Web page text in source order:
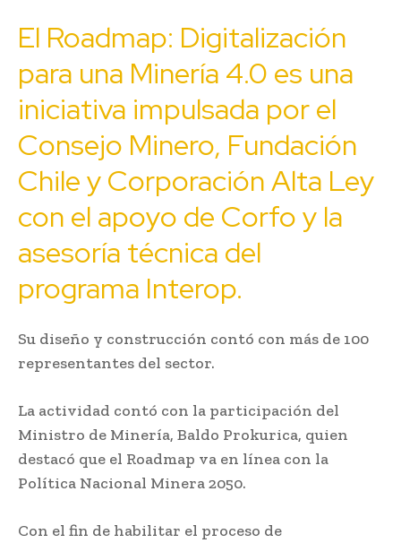
El Roadmap: Digitalización
para una Minería 4.0 es una
iniciativa impulsada por el
Consejo Minero, Fundación
Chile y Corporación Alta Ley
con el apoyo de Corfo y la
asesoría técnica del
programa Interop.
Su diseño y construcción contó con más de 100
representantes del sector.
La actividad contó con la participación del
Ministro de Minería, Baldo Prokurica, quien
destacó que el Roadmap va en línea con la
Política Nacional Minera 2050.
Con el fin de habilitar el proceso de